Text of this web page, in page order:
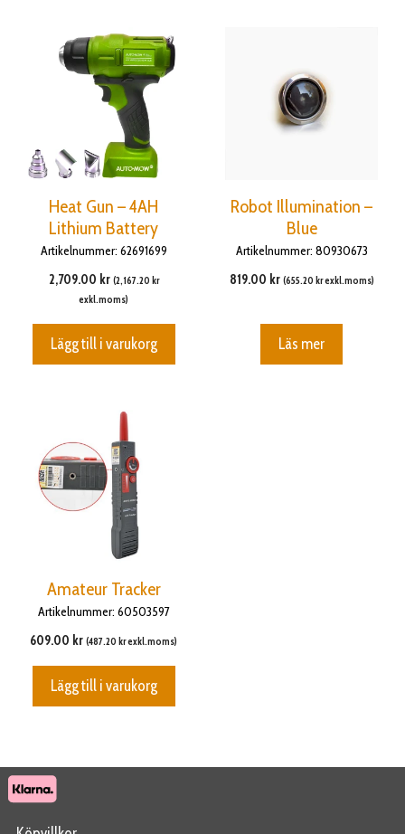
Heat Gun – 4AH
Lithium Battery
Artikelnummer: 62691699
2,709.00 kr (2,167.20 kr
exkl.moms)
Lägg till i varukorg
Robot Illumination –
Blue
Artikelnummer: 80930673
819.00 kr (655.20 krexkl.moms)
Läs mer
Amateur Tracker
Artikelnummer: 60503597
609.00 kr (487.20 krexkl.moms)
Lägg till i varukorg